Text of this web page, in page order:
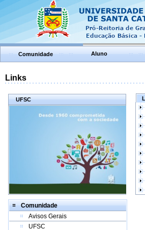
Comunidade Aluno
Links
UFSC
Comunidade
Avisos Gerais
UFSC